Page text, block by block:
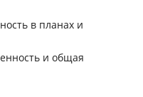
в планах и
и общая